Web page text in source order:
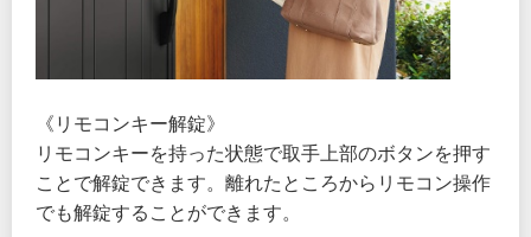
《リモコンキー解錠》
リモコンキーを持った状態で取手上部のボタンを押す
ことで解錠できます。離れたところからリモコン操作
でも解錠することができます。